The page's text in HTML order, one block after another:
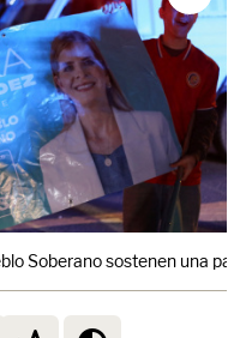
Soberano sostenen una